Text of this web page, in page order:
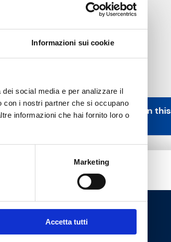
Informazioni sui cookie
social media e per analizzare il
i nostri partner che si occupano
informazioni che hai fornito loro o
Marketing
Accetta tutti
See the products in this
category